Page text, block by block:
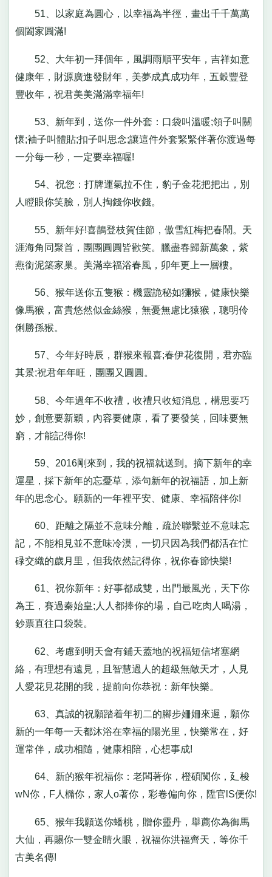
51、以家庭為圓心，以幸福為半徑，畫出千千萬萬
個闔家圓滿!
52、大年初一拜個年，風調雨順平安年，吉祥如意
健康年，財源廣進發財年，美夢成真成功年，五穀豐登
豐收年，祝君美美滿滿幸福年!
53、新年到，送你一件外套：口袋叫溫暖;領子叫關
懷;袖子叫體貼;扣子叫思念;讓這件外套緊緊伴著你渡過每
一分每一秒，一定要幸福喔!
54、祝您：打牌運氣拉不住，豹子金花把把出，別
人瞪眼你笑臉，別人掏錢你收錢。
55、新年好!喜鵲登枝賀佳節，傲雪紅梅把春鬧。天
涯海角同聚首，團團圓圓皆歡笑。臘盡春歸新萬象，紫
燕銜泥築家巢。美滿幸福浴春風，卯年更上一層樓。
56、猴年送你五隻猴：機靈詭秘如獼猴，健康快樂
像馬猴，富貴悠然似金絲猴，無憂無慮比猿猴，聰明伶
俐勝孫猴。
57、今年好時辰，群猴來報喜;春伊花復開，君亦臨
其景;祝君年年旺，團團又圓圓。
58、今年過年不收禮，收禮只收短消息，構思要巧
妙，創意要新穎，內容要健康，看了要發笑，回味要無
窮，才能記得你!
59、2016剛來到，我的祝福就送到。摘下新年的幸
運星，採下新年的忘憂草，添句新年的祝福語，加上新
年的思念心。願新的一年裡平安、健康、幸福陪伴你!
60、距離之隔並不意味分離，疏於聯繫並不意味忘
記，不能相見並不意味冷漠，一切只因為我們都活在忙
碌交織的歲月里，但我依然記得你，祝你春節快樂!
61、祝你新年：好事都成雙，出門最風光，天下你
為王，賽過秦始皇;人人都捧你的場，自己吃肉人喝湯，
鈔票直往口袋裝。
62、考慮到明天會有鋪天蓋地的祝福短信堵塞網
絡，有理想有遠見，且智慧過人的超級無敵天才，人見
人愛花見花開的我，提前向你恭祝：新年快樂。
63、真誠的祝願踏着年初二的腳步姍姍來遲，願你
新的一年每一天都沐浴在幸福的陽光里，快樂常在，好
運常伴，成功相隨，健康相陪，心想事成!
64、新的猴年祝福你：老闆著你，橙碩闃你，廴梭
wN你，F人橢你，家人o著你，彩卷偏向你，陞官lS便你!
65、猴年我願送你蟠桃，贈你靈丹，舉薦你為御馬
大仙，再賜你一雙金睛火眼，祝福你洪福齊天，等你千
古美名傳!